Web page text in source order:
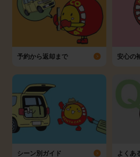
予約から返却まで 安心の
シーン別ガイド よくあ